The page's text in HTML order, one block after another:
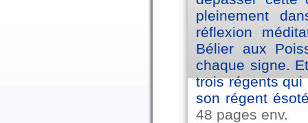
pleinement
réflexion
Bélier aux
chaque signe.
trois régents
son régent
48 pages env.